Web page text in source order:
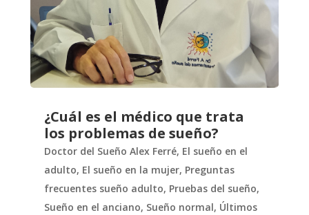
¿Cuál es el médico que trata
los problemas de sueño?
Doctor del Sueño Alex Ferré, El sueño en el
adulto, El sueño en la mujer, Preguntas
frecuentes sueño adulto, Pruebas del sueño,
Sueño en el anciano, Sueño normal, Últimos